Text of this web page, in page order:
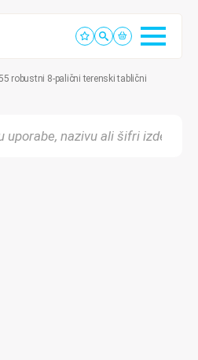
robustni 8-palični terenski tablični